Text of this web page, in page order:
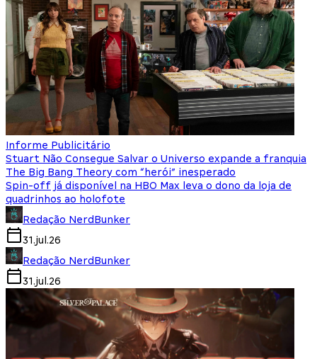
Informe Publicitário
Stuart Não Consegue Salvar o Universo expande a franquia
The Big Bang Theory com “herói” inesperado
Spin-off já disponível na HBO Max leva o dono da loja de
quadrinhos ao holofote
Redação NerdBunker
31.jul.26
Redação NerdBunker
31.jul.26